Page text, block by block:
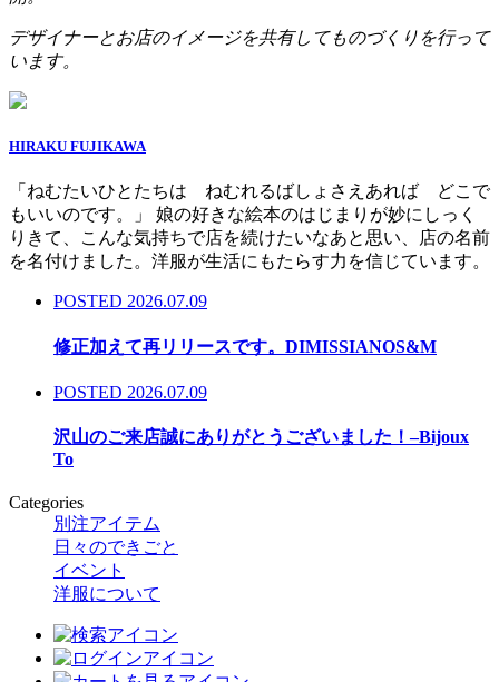
デザイナーとお店のイメージを共有してものづくりを行って
います。
HIRAKU FUJIKAWA
「ねむたいひとたちは ねむれるばしょさえあれば どこで
もいいのです。」 娘の好きな絵本のはじまりが妙にしっく
りきて、こんな気持ちで店を続けたいなあと思い、店の名前
を名付けました。洋服が生活にもたらす力を信じています。
POSTED 2026.07.09
修正加えて再リリースです。DIMISSIANOS&M
POSTED 2026.07.09
沢山のご来店誠にありがとうございました！–Bijoux
To
Categories
別注アイテム
日々のできごと
イベント
洋服について